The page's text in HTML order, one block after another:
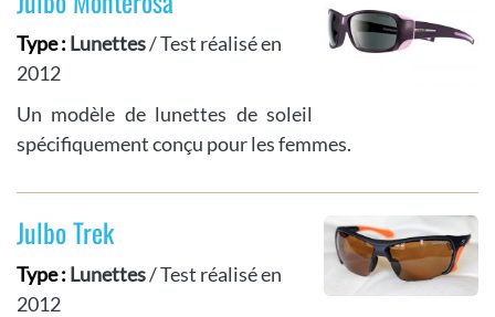
Type : Lunettes/ Test réalisé en
2012
Un modèle de lunettes de soleil
spécifiquement conçu pour les femmes.
Julbo Trek
Type : Lunettes/ Test réalisé en
2012